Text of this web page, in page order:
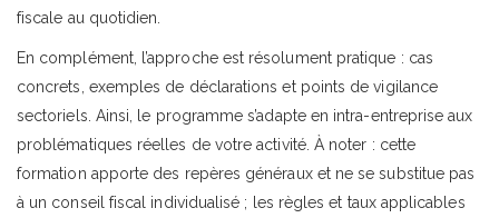
fiscale au quotidien.
En complément, l’approche est résolument pratique : cas
concrets, exemples de déclarations et points de vigilance
sectoriels. Ainsi, le programme s’adapte en intra-entreprise aux
problématiques réelles de votre activité. À noter : cette
formation apporte des repères généraux et ne se substitue pas
à un conseil fiscal individualisé ; les règles et taux applicables